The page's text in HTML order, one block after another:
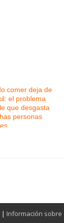
comer deja de
el problema
que desgasta
personas
| Información sobre